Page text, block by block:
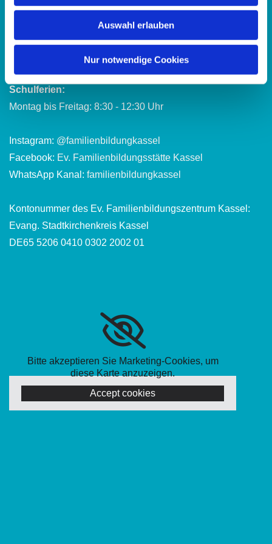
Auswahl erlauben
Nur notwendige Cookies
Bürozeiten:
Montag bis Freitag: 8:30 - 12:30 Uhr
Dienstag und Donnerstag: 13:30 - 16:30 Uhr
Abweichende Öffnungszeiten in den hessischen
Schulferien:
Montag bis Freitag: 8:30 - 12:30 Uhr
Instagram: @familienbildungkassel
Facebook: Ev. Familienbildungsstätte Kassel
WhatsApp Kanal: familienbildungkassel
Kontonummer des Ev. Familienbildungszentrum Kassel:
Evang. Stadtkirchenkreis Kassel
DE65 5206 0410 0302 2002 01
Bitte akzeptieren Sie Marketing-Cookies, um
diese Karte anzuzeigen.
Accept cookies